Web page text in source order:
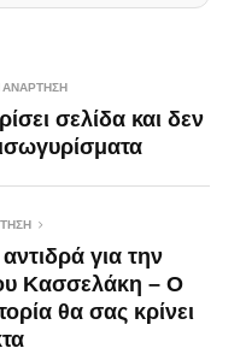
σελίδα και δεν
για την
Κασσελάκη – Ο
θα σας κρίνει